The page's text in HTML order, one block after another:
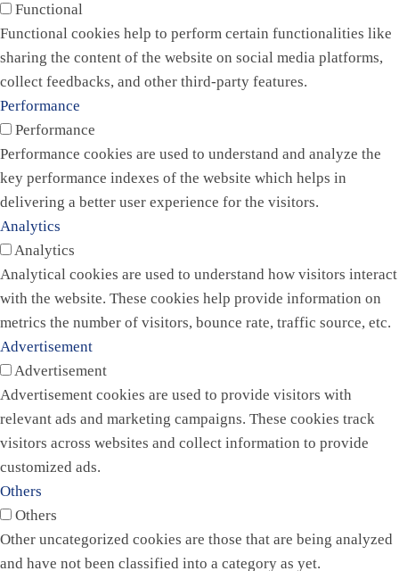
Functional
Functional cookies help to perform certain functionalities like
sharing the content of the website on social media platforms,
collect feedbacks, and other third-party features.
Performance
Performance
Performance cookies are used to understand and analyze the
key performance indexes of the website which helps in
delivering a better user experience for the visitors.
Analytics
Analytics
Analytical cookies are used to understand how visitors interact
with the website. These cookies help provide information on
metrics the number of visitors, bounce rate, traffic source, etc.
Advertisement
Advertisement
Advertisement cookies are used to provide visitors with
relevant ads and marketing campaigns. These cookies track
visitors across websites and collect information to provide
customized ads.
Others
Others
Other uncategorized cookies are those that are being analyzed
and have not been classified into a category as yet.